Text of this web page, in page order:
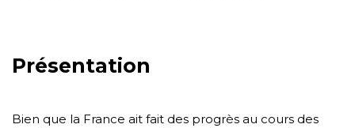
Présentation
Bien que la France ait fait des progrès au cours des